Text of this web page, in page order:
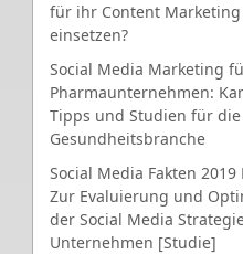
für ihr Content Marketing
einsetzen?
Social Media Marketing
Pharmaunternehmen:
Tipps und Studien für die
Gesundheitsbranche
Social Media Fakten 2019
Zur Evaluierung und
der Social Media
Unternehmen [Studie]